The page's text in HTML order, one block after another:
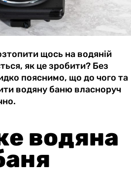
щось на водяній
як це зробити? Без
пояснимо, що до чого та
водяну баню власноруч
водяна